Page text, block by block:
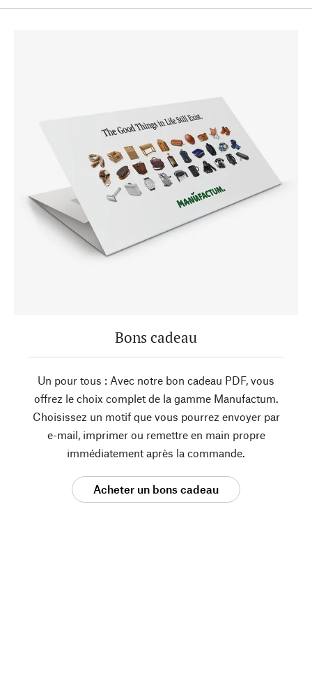
Bons cadeau
Un pour tous : Avec notre bon cadeau PDF, vous
offrez le choix complet de la gamme Manufactum.
Choisissez un motif que vous pourrez envoyer par
e-mail, imprimer ou remettre en main propre
immédiatement après la commande.
Acheter un bons cadeau